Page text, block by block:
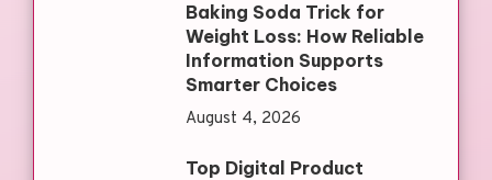
Baking Soda Trick for
Weight Loss: How Reliable
Information Supports
Smarter Choices
August 4, 2026
Top Digital Product